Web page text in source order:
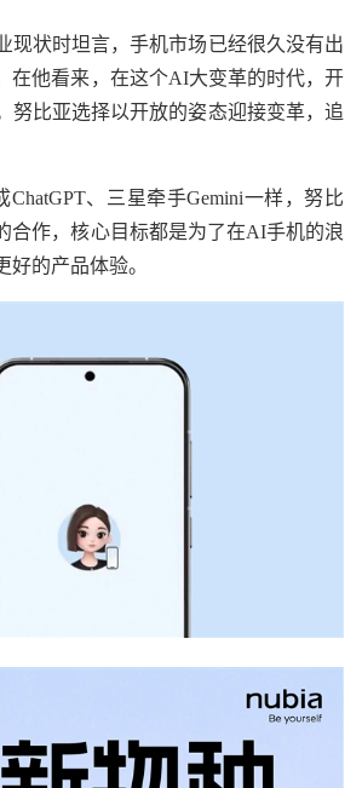
状时坦言，手机市场已经很久没有出
在他看来，在这个AI大变革的时代，开
努比亚选择以开放的姿态迎接变革，追
、三星牵手Gemini一样，努比
合作，核心目标都是为了在AI手机的浪
好的产品体验。